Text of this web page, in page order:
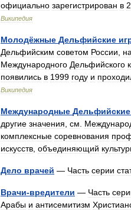
официально зарегистрирован в
Википедия
Молодёжные Дельфийские
Дельфийским советом России
Международного Дельфийского
появились в 1999 году и
Википедия
Международные Дельфийские
другие значения см
комплексные соревнования
искусств объединяющий
Дело врачей — Часть серии
Врачи-вредители — Часть
Арабы и антисемитизм